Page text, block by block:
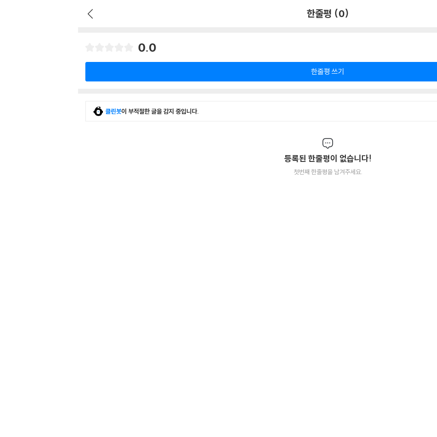
한줄평 (0)
0.0
한줄평 쓰기
클린봇이 부적절한 글을 감지 중입니다.
등록된 한줄평이 없습니다!
첫번째 한줄평을 남겨주세요.